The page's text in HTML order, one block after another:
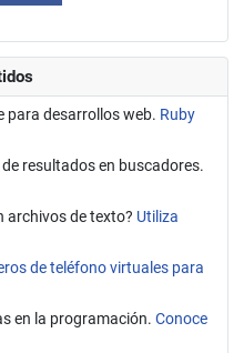
para desarrollos web. Ruby
resultados en buscadores.
archivos de texto? Utiliza
de teléfono virtuales para
en la programación. Conoce